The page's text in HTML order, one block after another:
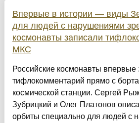
Впервые в истории — виды
для людей с нарушениями
космонавты записали
МКС
Российские космонавты впервые
тифлокомментарий прямо с
космической станции. Сергей
Зубрицкий и Олег Платонов
орбиты специально для людей с